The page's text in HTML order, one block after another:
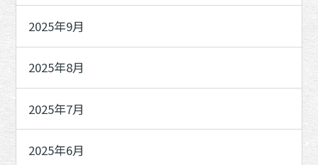
2025年9月
2025年8月
2025年7月
2025年6月